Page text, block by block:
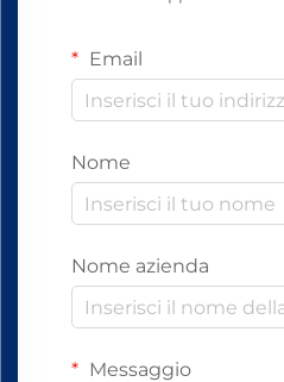
Email
Nome
Nome azienda
Messaggio